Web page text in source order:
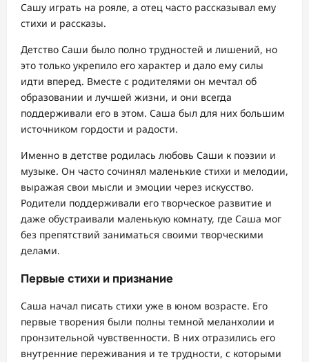
Сашу играть на рояле, а отец часто рассказывал ему
стихи и рассказы.
Детство Саши было полно трудностей и лишений, но
это только укрепило его характер и дало ему силы
идти вперед. Вместе с родителями он мечтал об
образовании и лучшей жизни, и они всегда
поддерживали его в этом. Саша был для них большим
источником гордости и радости.
Именно в детстве родилась любовь Саши к поэзии и
музыке. Он часто сочинял маленькие стихи и мелодии,
выражая свои мысли и эмоции через искусство.
Родители поддерживали его творческое развитие и
даже обустраивали маленькую комнату, где Саша мог
без препятствий заниматься своими творческими
делами.
Первые стихи и признание
Саша начал писать стихи уже в юном возрасте. Его
первые творения были полны темной меланхолии и
пронзительной чувственности. В них отразились его
внутренние переживания и те трудности, с которыми